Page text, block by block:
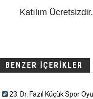
Katılım Ücretsizdir.
BENZER İÇERİKLER
23. Dr. Fazıl Küçük Spor